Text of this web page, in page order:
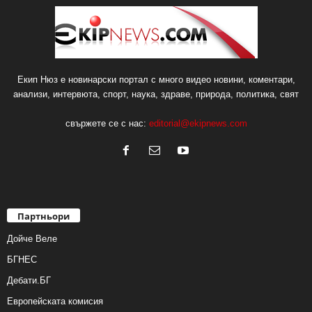
Екип Нюз е новинарски портал с много видео новини, коментари,
анализи, интервюта, спорт, наука, здраве, природа, политика, свят
свържете се с нас: editorial@ekipnews.com
Партньори
Дойче Веле
БГНЕС
Дебати.БГ
Европейската комисия